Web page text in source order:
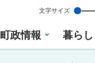
設
定
文字サイズ
町政情報 暮らし